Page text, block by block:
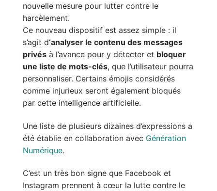
nouvelle mesure pour lutter contre le
harcèlement.
Ce nouveau dispositif est assez simple : il
s’agit d‘analyser le contenu des messages
privésà l’avance pour y détecter et bloquer
une liste de mots-clés, que l’utilisateur pourra
personnaliser. Certains émojis considérés
comme injurieux seront également bloqués
par cette intelligence artificielle.
Une liste de plusieurs dizaines d’expressions a
été établie en collaboration avec Génération
Numérique.
C’est un très bon signe que Facebook et
Instagram prennent à cœur la lutte contre le